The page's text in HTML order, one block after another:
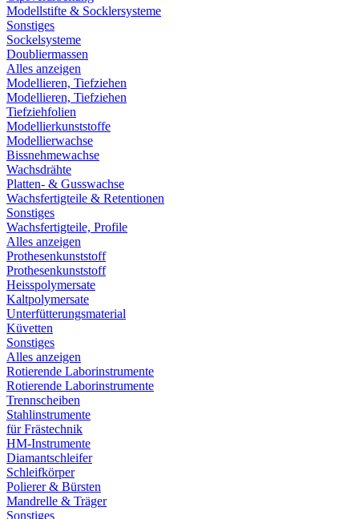
Modellstifte & Socklersysteme
Sonstiges
Sockelsysteme
Doubliermassen
Alles anzeigen
Modellieren, Tiefziehen
Modellieren, Tiefziehen
Tiefziehfolien
Modellierkunststoffe
Modellierwachse
Bissnehmewachse
Wachsdrähte
Platten- & Gusswachse
Wachsfertigteile & Retentionen
Sonstiges
Wachsfertigteile, Profile
Alles anzeigen
Prothesenkunststoff
Prothesenkunststoff
Heisspolymersate
Kaltpolymersate
Unterfütterungsmaterial
Küvetten
Sonstiges
Alles anzeigen
Rotierende Laborinstrumente
Rotierende Laborinstrumente
Trennscheiben
Stahlinstrumente
für Frästechnik
HM-Instrumente
Diamantschleifer
Schleifkörper
Polierer & Bürsten
Mandrelle & Träger
Sonstiges